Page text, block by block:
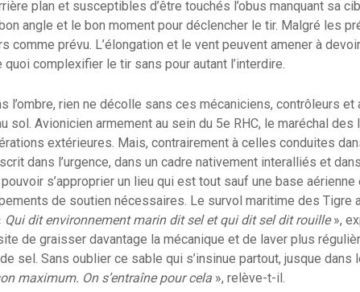
plan et susceptibles d’être touchés l’obus manquant sa
angle et le bon moment pour déclencher le tir. Malgré les
comme prévu. L’élongation et le vent peuvent amener à
complexifier le tir sans pour autant l’interdire.
l’ombre, rien ne décolle sans ces mécaniciens, contrôleurs
sol. Avionicien armement au sein du 5e RHC, le maréchal
extérieures. Mais, contrairement à celles conduites
dans l’urgence, dans un cadre nativement interalliés et
s’approprier un lieu qui est tout sauf une base
de soutien nécessaires. Le survol maritime des Tigre
Qui dit environnement marin dit sel et qui dit sel dit rouille»,
de graisser davantage la mécanique et de laver plus
sel. Sans oublier ce sable qui s’insinue partout, jusque dans
maximum. On s’entraîne pour cela », relève-t-il.